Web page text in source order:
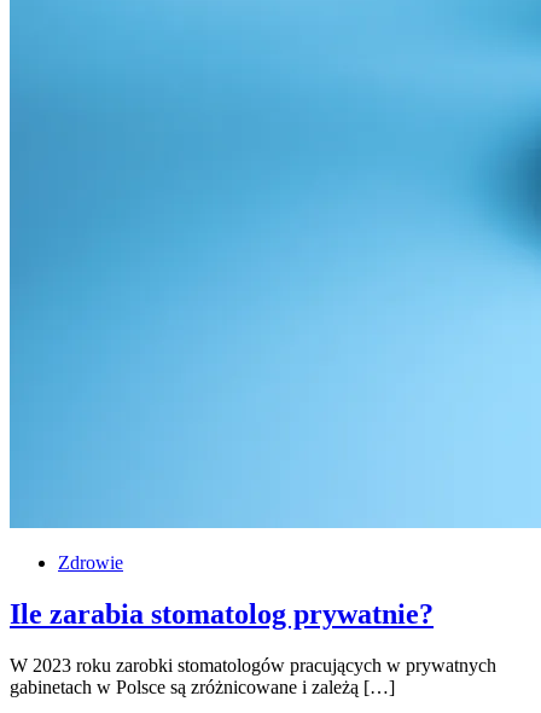
Zdrowie
Ile zarabia stomatolog prywatnie?
W 2023 roku zarobki stomatologów pracujących w prywatnych
gabinetach w Polsce są zróżnicowane i zależą […]